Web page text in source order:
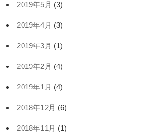
2019年5月 (3)
2019年4月 (3)
2019年3月 (1)
2019年2月 (4)
2019年1月 (4)
2018年12月 (6)
2018年11月 (1)